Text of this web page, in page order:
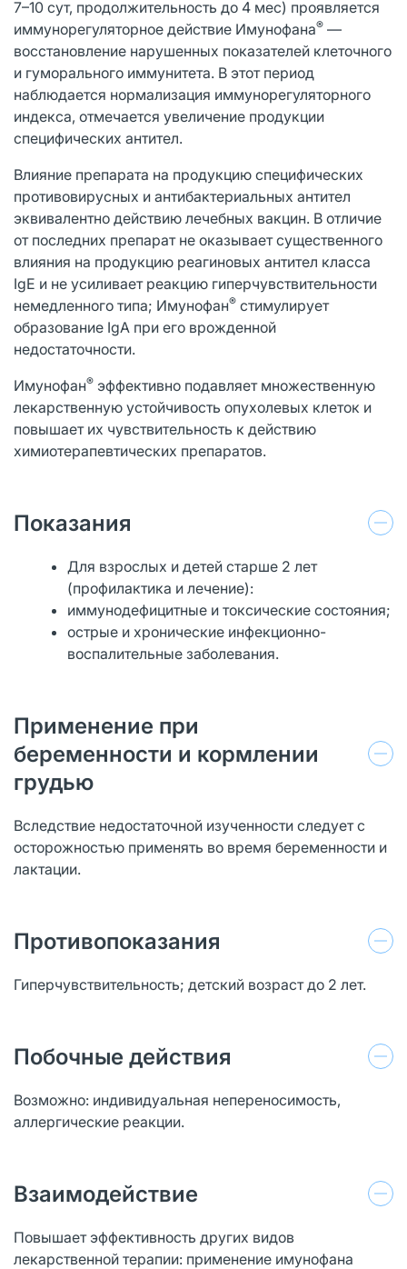
7–10 сут, продолжительность до 4 мес) проявляется
иммунорегуляторное действие Имунофана® —
восстановление нарушенных показателей клеточного
и гуморального иммунитета. В этот период
наблюдается нормализация иммунорегуляторного
индекса, отмечается увеличение продукции
специфических антител.
Влияние препарата на продукцию специфических
противовирусных и антибактериальных антител
эквивалентно действию лечебных вакцин. В отличие
от последних препарат не оказывает существенного
влияния на продукцию реагиновых антител класса
IgE и не усиливает реакцию гиперчувствительности
немедленного типа; Имунофан® стимулирует
образование IgA при его врожденной
недостаточности.
Имунофан® эффективно подавляет множественную
лекарственную устойчивость опухолевых клеток и
повышает их чувствительность к действию
химиотерапевтических препаратов.
Показания
Для взрослых и детей старше 2 лет
(профилактика и лечение):
иммунодефицитные и токсические состояния;
острые и хронические инфекционно-
воспалительные заболевания.
Применение при
беременности и кормлении
грудью
Вследствие недостаточной изученности следует с
осторожностью применять во время беременности и
лактации.
Противопоказания
Гиперчувствительность; детский возраст до 2 лет.
Побочные действия
Возможно: индивидуальная непереносимость,
аллергические реакции.
Взаимодействие
Повышает эффективность других видов
лекарственной терапии: применение имунофана